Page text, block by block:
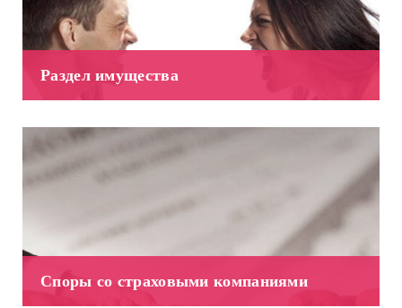
Раздел имущества
Споры со страховыми компаниями